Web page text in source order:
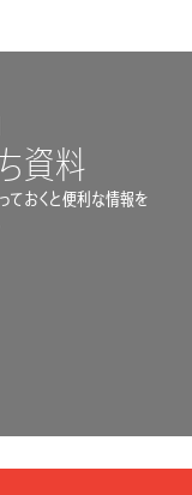
資料
ておくと便利な情報を